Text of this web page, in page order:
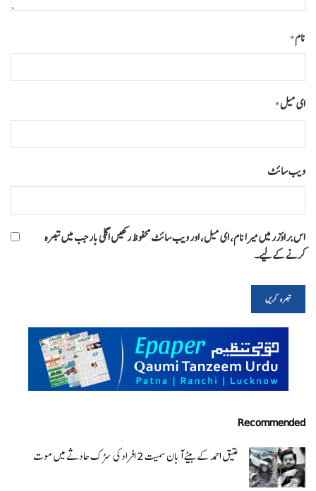
نام*
ای میل*
ویب‌ سائٹ
اس براؤزر میں میرا نام، ای میل، اور ویب سائٹ محفوظ رکھیں اگلی بار جب میں تبصرہ
کرنے کےلیے۔
Recommended
عتیق احمد کے بیٹے آبان سمیت 2 افراد کی سڑک حادثے میں موت